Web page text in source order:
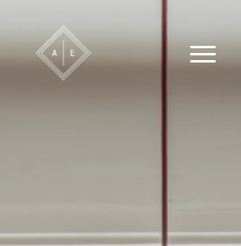
Franchise